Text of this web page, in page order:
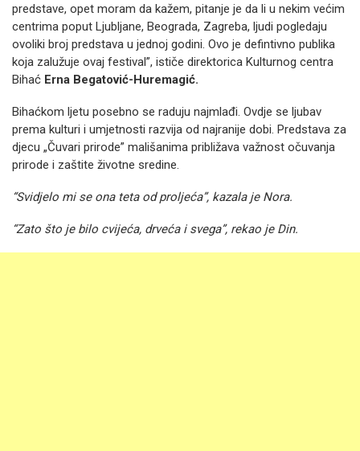
predstave, opet moram da kažem, pitanje je da li u nekim većim
centrima poput Ljubljane, Beograda, Zagreba, ljudi pogledaju
ovoliki broj predstava u jednoj godini. Ovo je defintivno publika
koja zalužuje ovaj festival”, ističe direktorica Kulturnog centra
Bihać Erna Begatović-Huremagić.
Bihaćkom ljetu posebno se raduju najmlađi. Ovdje se ljubav
prema kulturi i umjetnosti razvija od najranije dobi. Predstava za
djecu „Čuvari prirode” mališanima približava važnost očuvanja
prirode i zaštite životne sredine.
“Svidjelo mi se ona teta od proljeća”, kazala je Nora.
“Zato što je bilo cvijeća, drveća i svega”, rekao je Din.